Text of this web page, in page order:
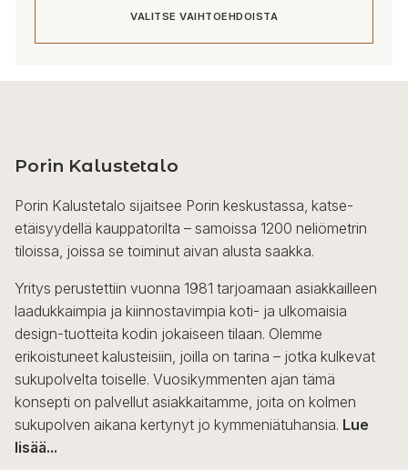
VALITSE VAIHTOEHDOISTA
muunnelma.
tehdä
valinnat
tuotteen
sivulla.
Porin Kalustetalo
Porin Kalustetalo sijaitsee Porin keskustassa, katse-
etäisyydellä kauppatorilta – samoissa 1200 neliömetrin
tiloissa, joissa se toiminut aivan alusta saakka.
Yritys perustettiin vuonna 1981 tarjoamaan asiakkailleen
laadukkaimpia ja kiinnostavimpia koti- ja ulkomaisia
design-tuotteita kodin jokaiseen tilaan. Olemme
erikoistuneet kalusteisiin, joilla on tarina – jotka kulkevat
sukupolvelta toiselle. Vuosikymmenten ajan tämä
konsepti on palvellut asiakkaitamme, joita on kolmen
sukupolven aikana kertynyt jo kymmeniätuhansia. Lue
lisää...